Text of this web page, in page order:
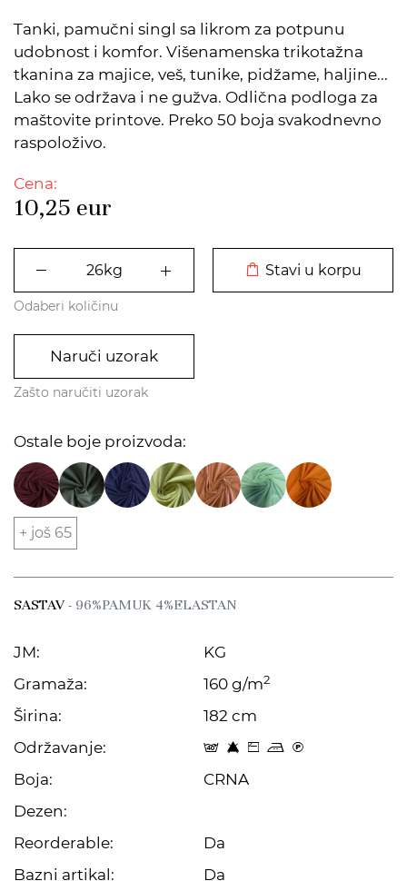
Tanki, pamučni singl sa likrom za potpunu
udobnost i komfor. Višenamenska trikotažna
tkanina za majice, veš, tunike, pidžame, haljine...
Lako se održava i ne gužva. Odlična podloga za
maštovite printove. Preko 50 boja svakodnevno
raspoloživo.
Cena:
10,25 eur
Stavi u korpu
Odaberi količinu
Naruči uzorak
Zašto naručiti uzorak
Ostale boje proizvoda:
+ još 65
SASTAV- 96%PAMUK 4%ELASTAN
JM:
KG
Gramaža:
160 g/m2
Širina:
182 cm
Održavanje:
t 8 Z p C
Boja:
CRNA
Dezen:
Reorderable:
Da
Bazni artikal:
Da